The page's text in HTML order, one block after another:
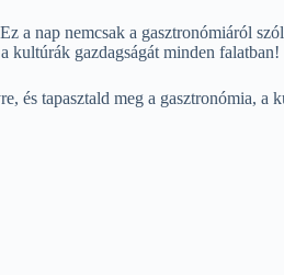
a nap nemcsak a gasztronómiáról
kultúrák gazdagságát minden falatban!
tapasztald meg a gasztronómia, a